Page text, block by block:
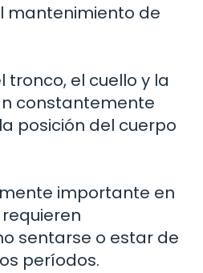
mantenimiento de
tronco, el cuello y la
constantemente
posición del cuerpo
importante en
sentarse o estar de
períodos.